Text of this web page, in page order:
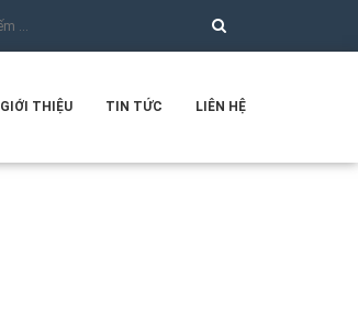
GIỚI THIỆU TIN TỨC LIÊN HỆ